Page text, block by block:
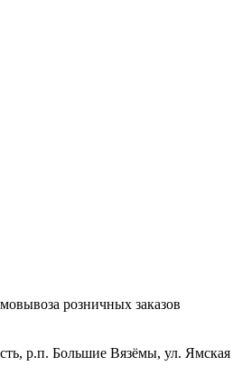
розничных заказов
р.п. Большие Вязёмы, ул. Ямская